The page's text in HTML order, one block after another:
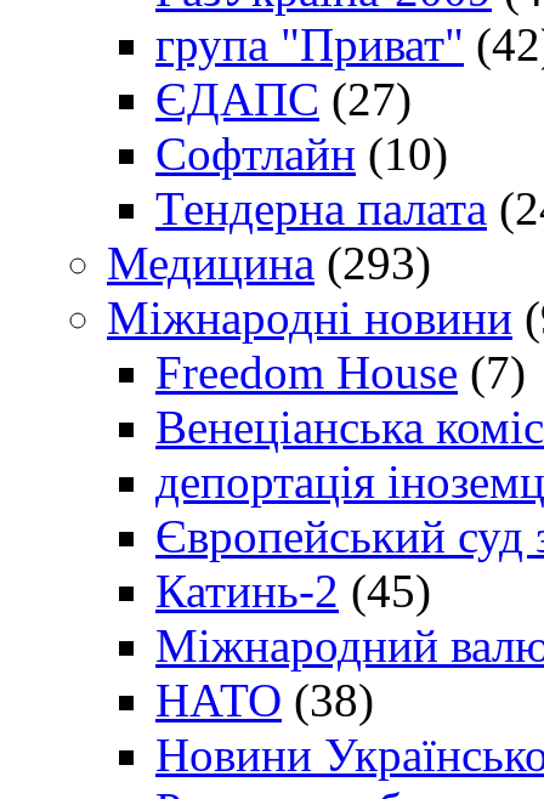
група "Приват"
ЄДАПС (27)
Софтлайн (10)
Тендерна палата
Медицина (293)
Міжнародні новини
Freedom House (7)
Венеціанська
депортація
Європейський
Катинь-2 (45)
Міжнародний
НАТО (38)
Новини